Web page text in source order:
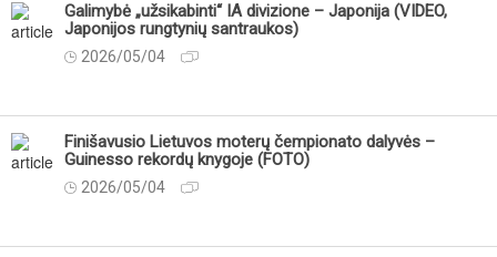
Galimybė „užsikabinti“ IA divizione – Japonija (VIDEO,
Japonijos rungtynių santraukos)
2026/05/04
Finišavusio Lietuvos moterų čempionato dalyvės –
Guinesso rekordų knygoje (FOTO)
2026/05/04